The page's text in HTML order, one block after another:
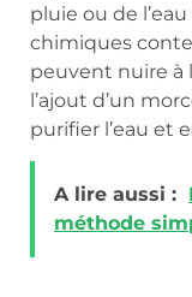
pluie ou de
chimiques
peuvent nuire à
l’ajout d’un
purifier l’eau et
A lire aussi :
méthode